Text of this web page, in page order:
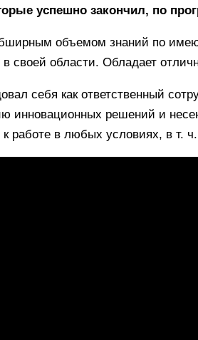
успешно закончил, по
объемом знаний по
своей области. Обладает
себя как ответственный
инновационных решений и
к работе в любых условиях, в т.